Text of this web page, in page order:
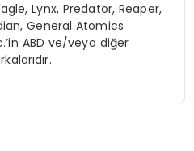
Lynx, Predator, Reaper,
General Atomics
ABD ve/veya diğer